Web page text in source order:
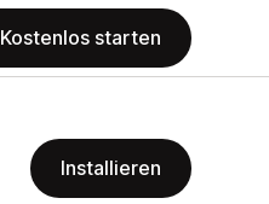
Kostenlos starten
Installieren